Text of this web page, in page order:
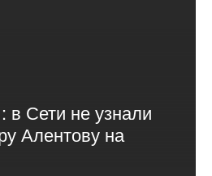
в Сети не узнали
Алентову на